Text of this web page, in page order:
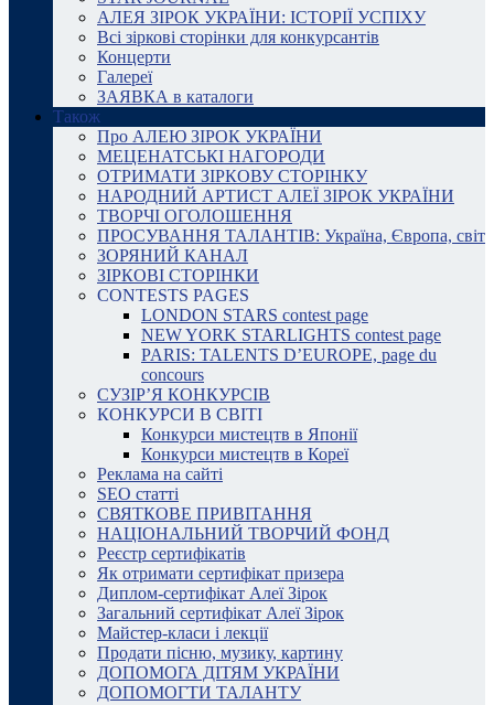
АЛЕЯ ЗІРОК УКРАЇНИ: ІСТОРІЇ УСПІХУ
Всі зіркові сторінки для конкурсантів
Концерти
Галереї
ЗАЯВКА в каталоги
Також
Про АЛЕЮ ЗІРОК УКРАЇНИ
МЕЦЕНАТСЬКІ НАГОРОДИ
ОТРИМАТИ ЗІРКОВУ СТОРІНКУ
НАРОДНИЙ АРТИСТ АЛЕЇ ЗІРОК УКРАЇНИ
ТВОРЧІ ОГОЛОШЕННЯ
ПРОСУВАННЯ ТАЛАНТІВ: Україна, Європа, світ
ЗОРЯНИЙ КАНАЛ
ЗІРКОВІ СТОРІНКИ
CONTESTS PAGES
LONDON STARS contest page
NEW YORK STARLIGHTS contest page
PARIS: TALENTS D’EUROPE, page du
concours
СУЗІР’Я КОНКУРСІВ
КОНКУРСИ В СВІТІ
Конкурси мистецтв в Японії
Конкурси мистецтв в Кореї
Реклама на сайті
SEO статті
СВЯТКОВЕ ПРИВІТАННЯ
НАЦІОНАЛЬНИЙ ТВОРЧИЙ ФОНД
Реєстр сертифікатів
Як отримати сертифікат призера
Диплом-сертифікат Алеї Зірок
Загальний сертифікат Алеї Зірок
Майстер-класи і лекції
Продати пісню, музику, картину
ДОПОМОГА ДІТЯМ УКРАЇНИ
ДОПОМОГТИ ТАЛАНТУ